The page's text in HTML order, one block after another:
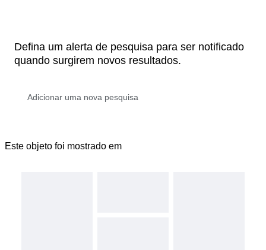
Defina um alerta de pesquisa para ser notificado
quando surgirem novos resultados.
Este objeto foi mostrado em